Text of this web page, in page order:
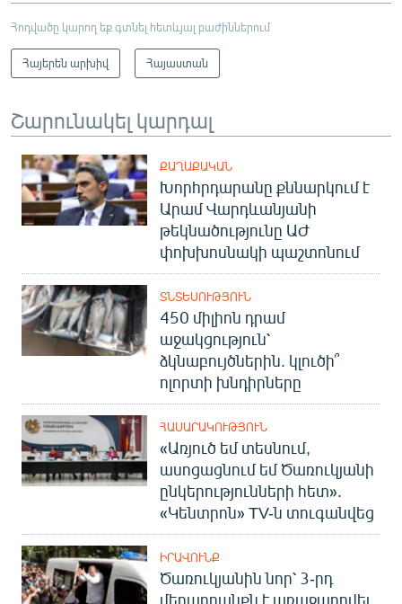
Հոդվածը կարող եք գտնել հետևյալ բաժիններում
Հայերեն արխիվ Հայաստան
Շարունակել կարդալ
ՔԱՂԱՔԱԿԱՆ
Խորհրդարանը քննարկում է
Արամ Վարդևանյանի
թեկնածությունը ԱԺ
փոխխոսնակի պաշտոնում
ՏՆՏԵՍՈՒԹՅՈՒՆ
450 միլիոն դրամ
աջակցություն՝
ձկնաբույծներին. կլուծի՞
ոլորտի խնդիրները
ՀԱՍԱՐԱԿՈՒԹՅՈՒՆ
«Առյուծ եմ տեսնում,
ասոցացնում եմ Ծառուկյանի
ընկերությունների հետ».
«Կենտրոն» TV-ն տուգանվեց
ԻՐԱՎՈՒՆՔ
Ծառուկյանին նոր՝ 3-րդ
մեղադրանքն է առաջադրվել